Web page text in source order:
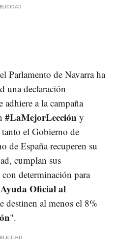
Parlamento de Navarra ha
una declaración
a la campaña
#LaMejorLección y
el Gobierno de
de España recuperen su
cumplan sus
determinación para
Ayuda Oficial al
destinen al menos el 8%
".